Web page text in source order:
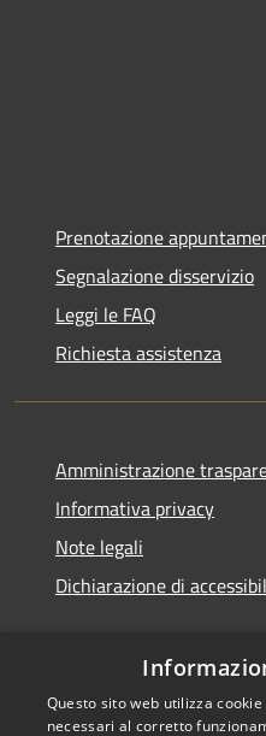
Prenotazione
Segnalazione disservizio
Leggi le FAQ
Richiesta assistenza
Amministrazione
Informativa privacy
Note legali
Dichiarazione di
Questo sito web utilizza
necessari al corretto